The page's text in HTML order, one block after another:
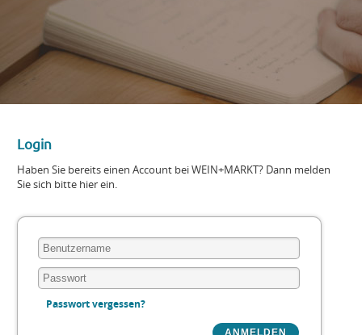
Login
Haben Sie bereits einen Account bei WEIN+MARKT? Dann melden
Sie sich bitte hier ein.
Passwort vergessen?